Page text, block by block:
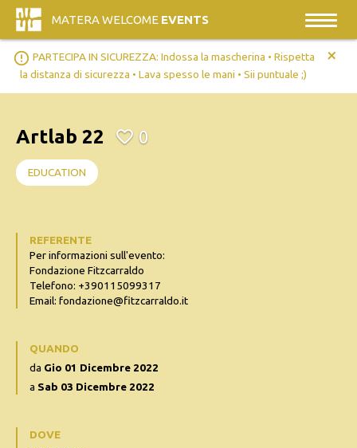
MATERA WELCOME EVENTS
error_outline PARTECIPA IN SICUREZZA: Indossa la mascherina • Rispetta
la distanza di sicurezza • Lava spesso le mani • Sii puntuale ;)
+
Artlab 22 0
EDUCATION
REFERENTE
Per informazioni sull'evento:
Fondazione Fitzcarraldo
Telefono: +390115099317
Email: fondazione@fitzcarraldo.it
QUANDO
da Gio 01 Dicembre 2022
a Sab 03 Dicembre 2022
DOVE